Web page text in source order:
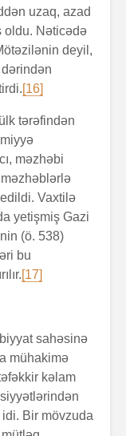
uzaq, azad
oldu. Nəticədə
deyil,
[16]
tərəfindən
məzhəbi
Vaxtilə
yetişmiş Gazi
(ö. 538)
bu
[17]
sahəsinə
mühakimə
kəlam
Bir mövzuda